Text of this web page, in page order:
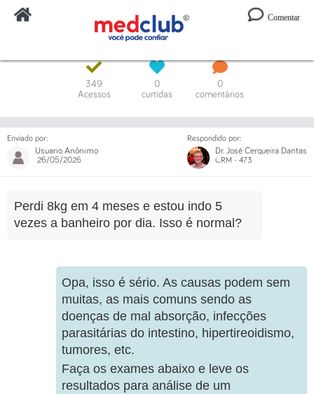
Comentar
Digite o código ou um trecho da mensagem
349
Acessos
0
curtidas
0
comentários
Enviado por:
Usuario Anônimo
26/05/2026
Respondido por:
Dr. José Cerqueira Dantas
CRM - 473
Perdi 8kg em 4 meses e estou indo 5
vezes a banheiro por dia. Isso é normal?
Opa, isso é sério. As causas podem sem
muitas, as mais comuns sendo as
doenças de mal absorção, infecções
parasitárias do intestino, hipertireoidismo,
tumores, etc.
Faça os exames abaixo e leve os
resultados para análise de um